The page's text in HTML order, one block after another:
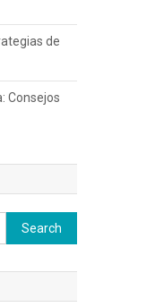
de
Consejos
Search
for: